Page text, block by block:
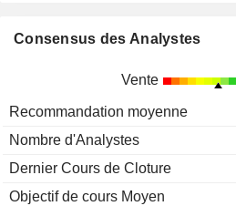
Consensus des Analystes
Vente
Recommandation moyenne
Nombre d'Analystes
Dernier Cours de Cloture
Objectif de cours Moyen